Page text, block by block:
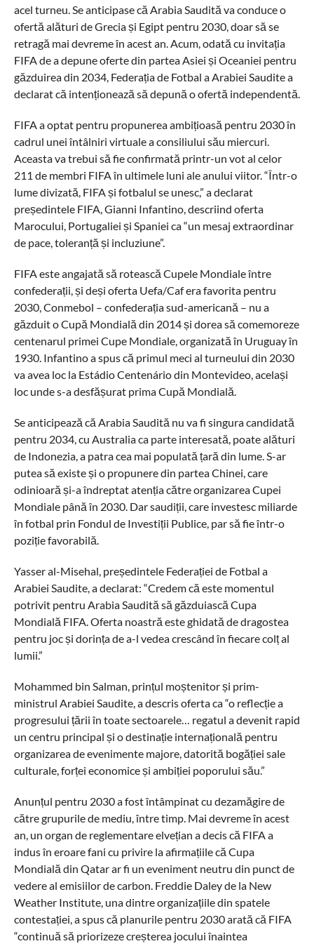
acel turneu. Se anticipase că Arabia Saudită va conduce o
ofertă alături de Grecia și Egipt pentru 2030, doar să se
retragă mai devreme în acest an. Acum, odată cu invitația
FIFA de a depune oferte din partea Asiei și Oceaniei pentru
găzduirea din 2034, Federația de Fotbal a Arabiei Saudite a
declarat că intenționează să depună o ofertă independentă.
FIFA a optat pentru propunerea ambițioasă pentru 2030 în
cadrul unei întâlniri virtuale a consiliului său miercuri.
Aceasta va trebui să fie confirmată printr-un vot al celor
211 de membri FIFA în ultimele luni ale anului viitor. “Într-o
lume divizată, FIFA și fotbalul se unesc,” a declarat
președintele FIFA, Gianni Infantino, descriind oferta
Marocului, Portugaliei și Spaniei ca “un mesaj extraordinar
de pace, toleranță și incluziune”.
FIFA este angajată să rotească Cupele Mondiale între
confederații, și deși oferta Uefa/Caf era favorita pentru
2030, Conmebol – confederația sud-americană – nu a
găzduit o Cupă Mondială din 2014 și dorea să comemoreze
centenarul primei Cupe Mondiale, organizată în Uruguay în
1930. Infantino a spus că primul meci al turneului din 2030
va avea loc la Estádio Centenário din Montevideo, același
loc unde s-a desfășurat prima Cupă Mondială.
Se anticipează că Arabia Saudită nu va fi singura candidată
pentru 2034, cu Australia ca parte interesată, poate alături
de Indonezia, a patra cea mai populată țară din lume. S-ar
putea să existe și o propunere din partea Chinei, care
odinioară și-a îndreptat atenția către organizarea Cupei
Mondiale până în 2030. Dar saudiții, care investesc miliarde
în fotbal prin Fondul de Investiții Publice, par să fie într-o
poziție favorabilă.
Yasser al-Misehal, președintele Federației de Fotbal a
Arabiei Saudite, a declarat: “Credem că este momentul
potrivit pentru Arabia Saudită să găzduiască Cupa
Mondială FIFA. Oferta noastră este ghidată de dragostea
pentru joc și dorința de a-l vedea crescând în fiecare colț al
lumii.”
Mohammed bin Salman, prințul moștenitor și prim-
ministrul Arabiei Saudite, a descris oferta ca “o reflecție a
progresului țării în toate sectoarele… regatul a devenit rapid
un centru principal și o destinație internațională pentru
organizarea de evenimente majore, datorită bogăției sale
culturale, forței economice și ambiției poporului său.”
Anunțul pentru 2030 a fost întâmpinat cu dezamăgire de
către grupurile de mediu, între timp. Mai devreme în acest
an, un organ de reglementare elvețian a decis că FIFA a
indus în eroare fani cu privire la afirmațiile că Cupa
Mondială din Qatar ar fi un eveniment neutru din punct de
vedere al emisiilor de carbon. Freddie Daley de la New
Weather Institute, una dintre organizațiile din spatele
contestației, a spus că planurile pentru 2030 arată că FIFA
“continuă să priorizeze creșterea jocului înaintea